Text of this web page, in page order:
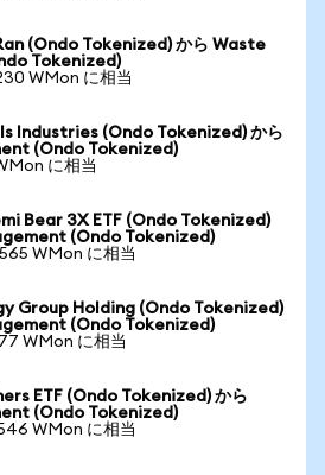
(Ondo Tokenized) から Waste
Tokenized)
WMon に相当
Industries (Ondo Tokenized) から
(Ondo Tokenized)
に相当
Bear 3X ETF (Ondo Tokenized)
(Ondo Tokenized)
WMon に相当
Group Holding (Ondo Tokenized)
(Ondo Tokenized)
WMon に相当
ETF (Ondo Tokenized) から
(Ondo Tokenized)
WMon に相当